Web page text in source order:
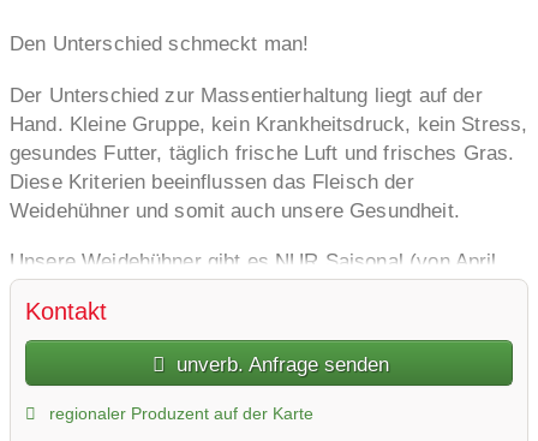
Den Unterschied schmeckt man!
Der Unterschied zur Massentierhaltung liegt auf der
Hand. Kleine Gruppe, kein Krankheitsdruck, kein Stress,
gesundes Futter, täglich frische Luft und frisches Gras.
Diese Kriterien beeinflussen das Fleisch der
Weidehühner und somit auch unsere Gesundheit.
Unsere Weidehühner gibt es NUR Saisonal (von April
bis Anfang November). Damit versuchen wir auch den
Konsumenten zu vermitteln, dass nicht immer alles
verfügbar ist.
Kompromisse auf Kosten des Tierwohls!
Kontakt
unverb. Anfrage senden
regionaler Produzent auf der Karte